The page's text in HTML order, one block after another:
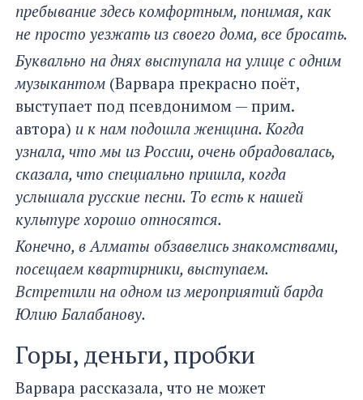
пребывание здесь комфортным, понимая, как
не просто уезжать из своего дома, все бросать.
Буквально на днях выступала на улице с одним
музыкантом (Варвара прекрасно поёт,
выступает под псевдонимом — прим.
автора) и к нам подошла женщина. Когда
узнала, что мы из России, очень обрадовалась,
сказала, что специально пришла, когда
услышала русские песни. То есть к нашей
культуре хорошо относятся.
Конечно, в Алматы обзавелись знакомствами,
посещаем квартирники, выступаем.
Встретили на одном из мероприятий барда
Юлию Балабанову.
Горы, деньги, пробки
Варвара рассказала, что не может